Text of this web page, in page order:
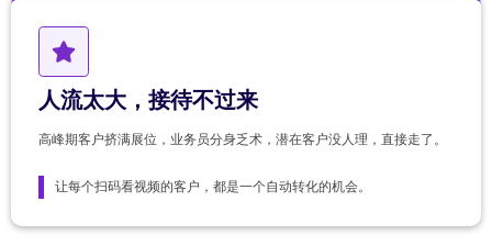
人流太大，接待不过来
高峰期客户挤满展位，业务员分身乏术，潜在客户没人理，直接走了。
让每个扫码看视频的客户，都是一个自动转化的机会。